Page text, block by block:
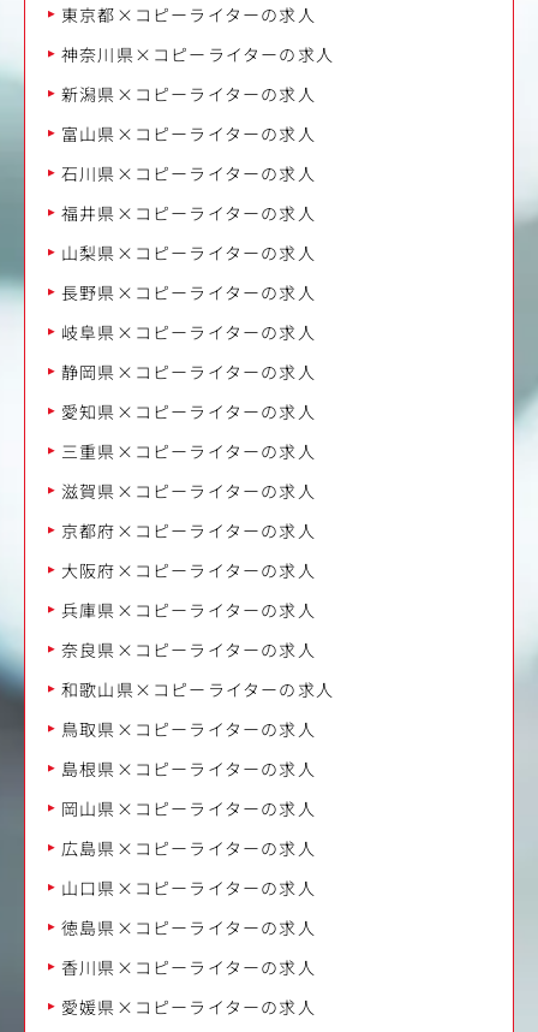
東京都×コピーライターの求人
神奈川県×コピーライターの求人
新潟県×コピーライターの求人
富山県×コピーライターの求人
石川県×コピーライターの求人
福井県×コピーライターの求人
山梨県×コピーライターの求人
長野県×コピーライターの求人
岐阜県×コピーライターの求人
静岡県×コピーライターの求人
愛知県×コピーライターの求人
三重県×コピーライターの求人
滋賀県×コピーライターの求人
京都府×コピーライターの求人
大阪府×コピーライターの求人
兵庫県×コピーライターの求人
奈良県×コピーライターの求人
和歌山県×コピーライターの求人
鳥取県×コピーライターの求人
島根県×コピーライターの求人
岡山県×コピーライターの求人
広島県×コピーライターの求人
山口県×コピーライターの求人
徳島県×コピーライターの求人
香川県×コピーライターの求人
愛媛県×コピーライターの求人